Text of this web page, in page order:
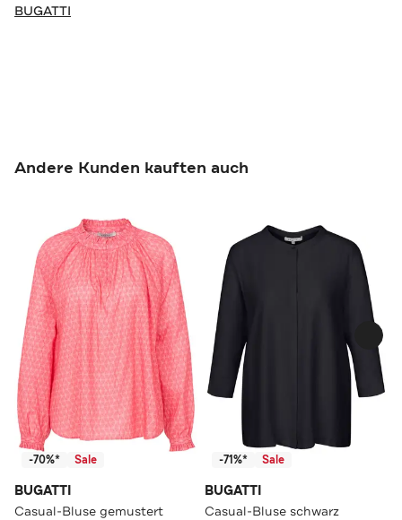
BUGATTI
Andere Kunden kauften auch
-70%* Sale
BUGATTI
Casual-Bluse gemustert
-71%* Sale
BUGATTI
Casual-Bluse schwarz